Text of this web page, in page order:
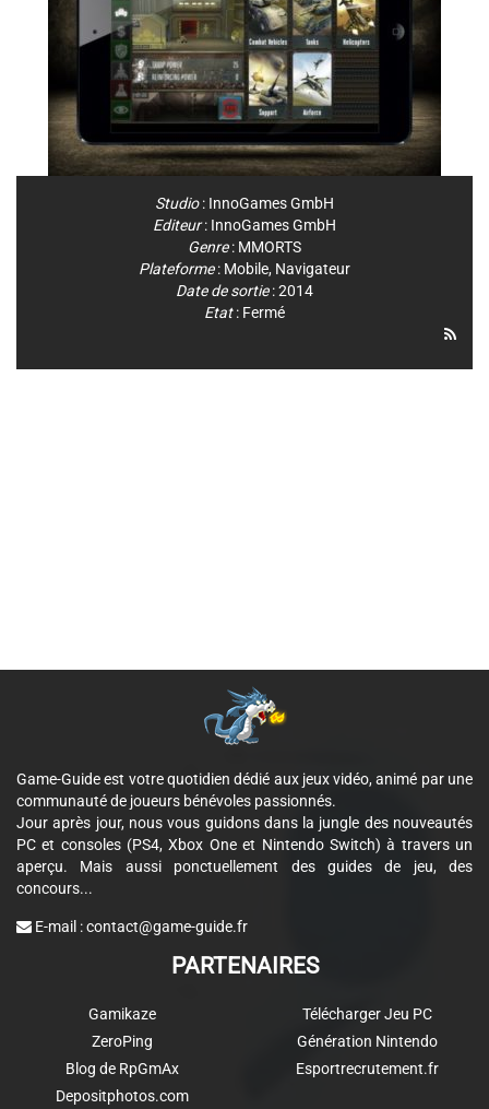
Studio: InnoGames GmbH
Editeur: InnoGames GmbH
Genre: MMORTS
Plateforme: Mobile, Navigateur
Date de sortie: 2014
Etat: Fermé
Game-Guide est votre quotidien dédié aux jeux vidéo, animé par une
communauté de joueurs bénévoles passionnés.
Jour après jour, nous vous guidons dans la jungle des nouveautés
PC et consoles (PS4, Xbox One et Nintendo Switch) à travers un
aperçu. Mais aussi ponctuellement des guides de jeu, des
concours...
E-mail :contact@game-guide.fr
PARTENAIRES
Gamikaze
ZeroPing
Blog de RpGmAx
Depositphotos.com
Télécharger Jeu PC
Génération Nintendo
Esportrecrutement.fr